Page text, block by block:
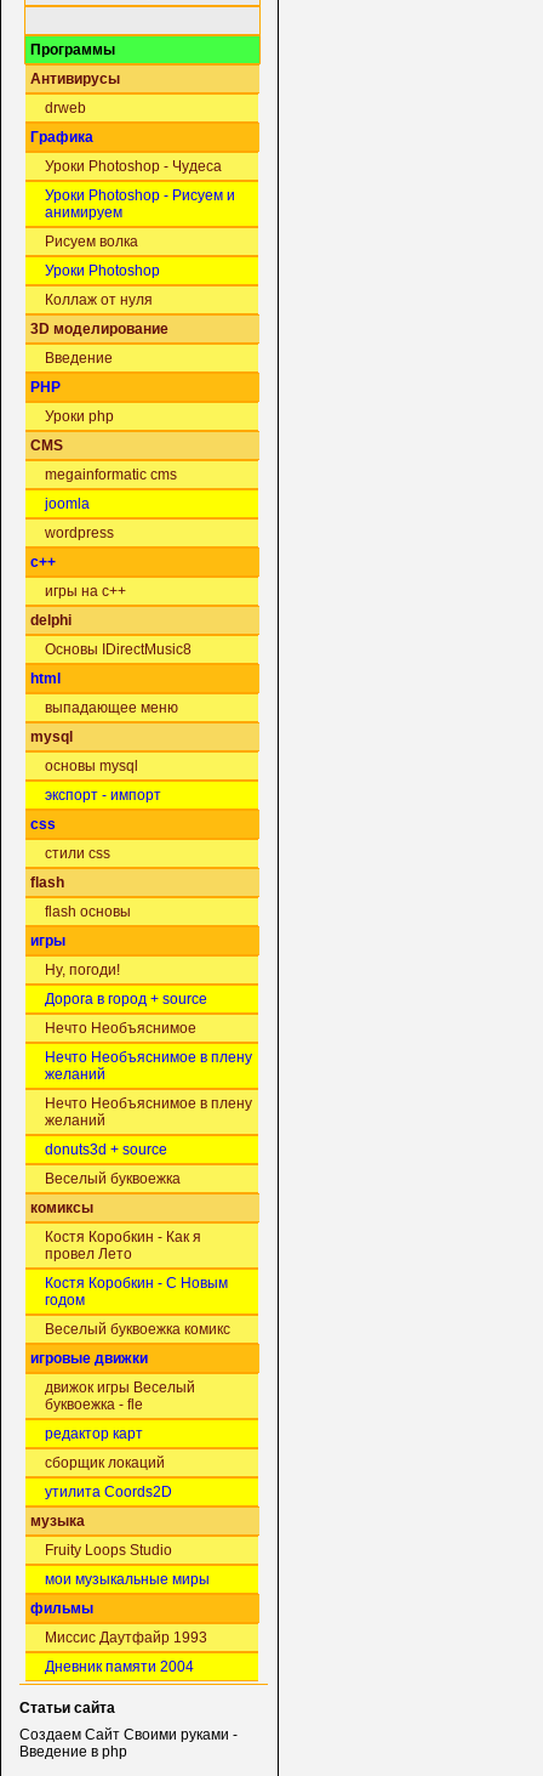
Программы
Антивирусы
drweb
Графика
Уроки Photoshop - Чудеса
Уроки Photoshop - Рисуем и
анимируем
Рисуем волка
Уроки Photoshop
Коллаж от нуля
3D моделирование
Введение
PHP
Уроки php
CMS
megainformatic cms
joomla
wordpress
c++
игры на c++
delphi
Основы IDirectMusic8
html
выпадающее меню
mysql
основы mysql
экспорт - импорт
css
стили css
flash
flash основы
игры
Ну, погоди!
Дорога в город + source
Нечто Необъяснимое
Нечто Необъяснимое в плену
желаний
Нечто Необъяснимое в плену
желаний
donuts3d + source
Веселый буквоежка
комиксы
Костя Коробкин - Как я
провел Лето
Костя Коробкин - С Новым
годом
Веселый буквоежка комикс
игровые движки
движок игры Веселый
буквоежка - fle
редактор карт
сборщик локаций
утилита Coords2D
музыка
Fruity Loops Studio
мои музыкальные миры
фильмы
Миссис Даутфайр 1993
Дневник памяти 2004
Статьи сайта
Создаем Сайт Своими руками -
Введение в php